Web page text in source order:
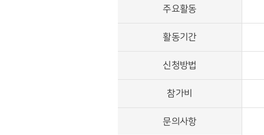
주요활동
활동기간
신청방법
참가비
문의사항